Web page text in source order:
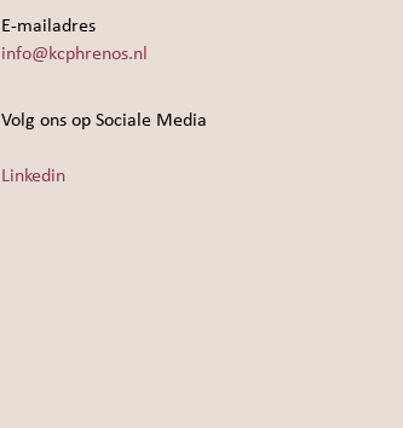
E-mailadres
info@kcphrenos.nl
Volg ons op Sociale Media
Linkedin